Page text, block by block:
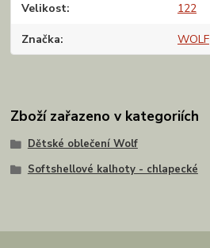
Velikost 122
Značka WOLF
Zboží zařazeno v kategoriích
Dětské oblečení Wolf
Softshellové kalhoty - chlapecké